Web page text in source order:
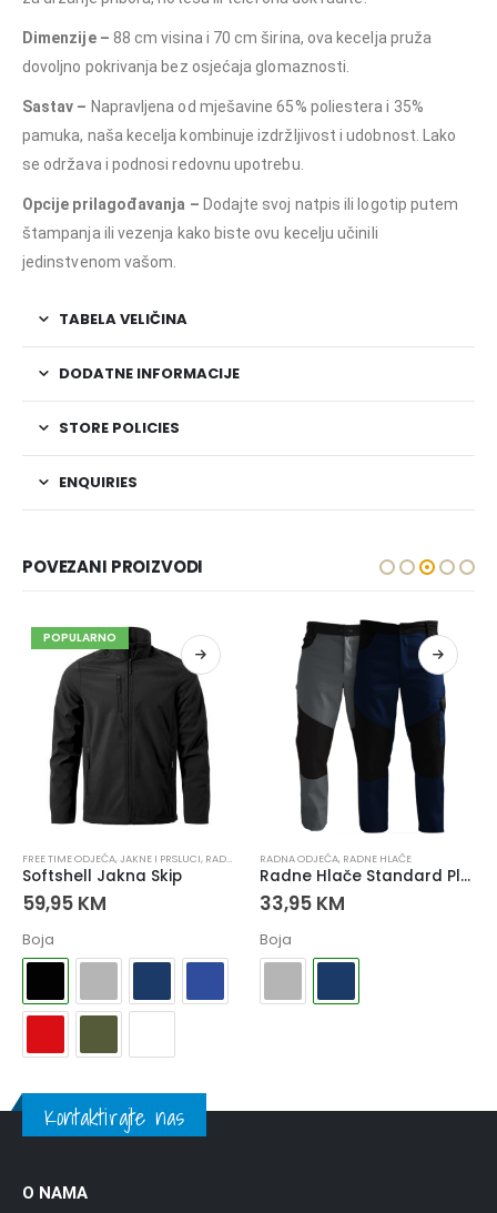
Dimenzije – 88 cm visina i 70 cm širina, ova kecelja pruža
dovoljno pokrivanja bez osjećaja glomaznosti.
Sastav – Napravljena od mješavine 65% poliestera i 35%
pamuka, naša kecelja kombinuje izdržljivost i udobnost. Lako
se održava i podnosi redovnu upotrebu.
Opcije prilagođavanja – Dodajte svoj natpis ili logotip putem
štampanja ili vezenja kako biste ovu kecelju učinili
jedinstvenom vašom.
TABELA VELIČINA
DODATNE INFORMACIJE
STORE POLICIES
ENQUIRIES
POVEZANI PROIZVODI
,RADNE HLAČE
POPULARNO
FREE TIME ODJEĆA,JAKNE I PRSLUCI, RADNA ODJEĆA ,RADNE JAKNE
Softshell Jakna Skip
59,95 KM
Boja
RADNA ODJEĆA, RADNE HLAČE
Radne Hlače Standard Plava
33,95 KM
Boja
Kontaktirajte nas
O NAMA